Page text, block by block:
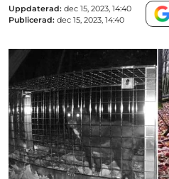
Uppdaterad: dec 15, 2023, 14:40
Publicerad: dec 15, 2023, 14:40